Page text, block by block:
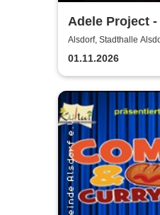
Adele Project
München"
Alsdorf, Stadthalle
01.11.2026